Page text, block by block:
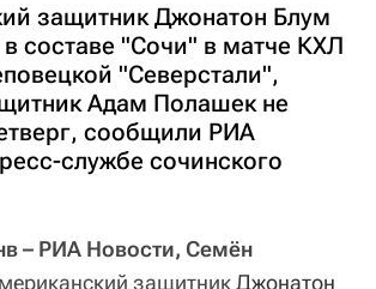
защитник Джонатон Блум
составе "Сочи" в матче КХЛ
"Северстали",
Адам Полашек не
сообщили РИА
службе сочинского
– РИА Новости, Семён
защитникДжонатон